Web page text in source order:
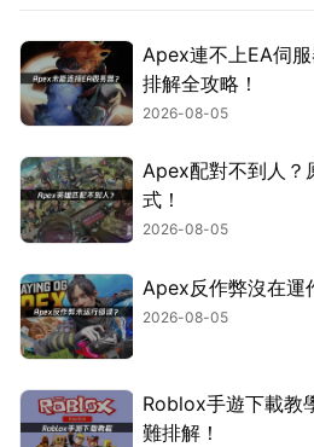
Apex連不上EA伺
排解全攻略！
2026-08-05
Apex配對不到人？
式！
2026-08-05
Apex反作弊沒在運
2026-08-05
Roblox手遊下載教
難排解！